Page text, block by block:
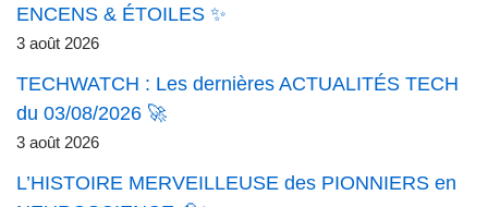
ENCENS & ÉTOILES ✨
3 août 2026
TECHWATCH : Les dernières ACTUALITÉS TECH
du 03/08/2026 🚀
3 août 2026
L’HISTOIRE MERVEILLEUSE des PIONNIERS en